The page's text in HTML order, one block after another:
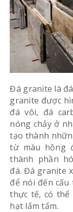
Đá granite là
granite được
đá vôi, đá
nóng chảy ở
tạo thành
từ màu hồng
thành phần
đá. Đá granite
để nói đến
thực tế, có thể
hạt lấm tấm.